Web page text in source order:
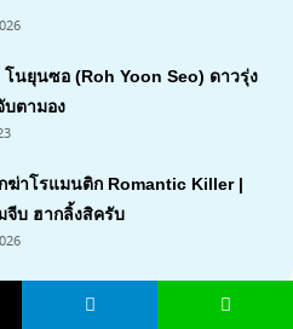
โนยุนซอ (Roh Yoon Seo) ดาวรุ่ง
บตามอง
ฆ่าโรแมนติก Romantic Killer |
บ ฮากลิ้งสิครับ